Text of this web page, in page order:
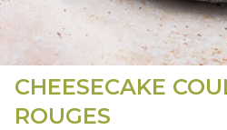
2 X PLATEAU EAT ORIGINAL
MENUS -En ce moment
CHEESECAKE
ROUGES